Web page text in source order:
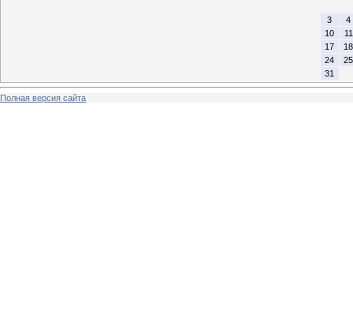
3
4
10
11
17
18
24
25
31
Полная версия сайта